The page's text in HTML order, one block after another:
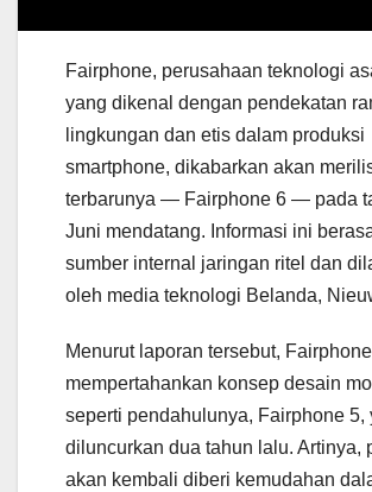
Fairphone, perusahaan teknologi
yang dikenal dengan pendekatan
lingkungan dan etis dalam produksi
smartphone, dikabarkan akan
terbarunya — Fairphone 6 — pada
Juni mendatang. Informasi ini
sumber internal jaringan ritel dan
oleh media teknologi Belanda,
Menurut laporan tersebut,
mempertahankan konsep desain
seperti pendahulunya, Fairphone 5,
diluncurkan dua tahun lalu. Artinya,
akan kembali diberi kemudahan